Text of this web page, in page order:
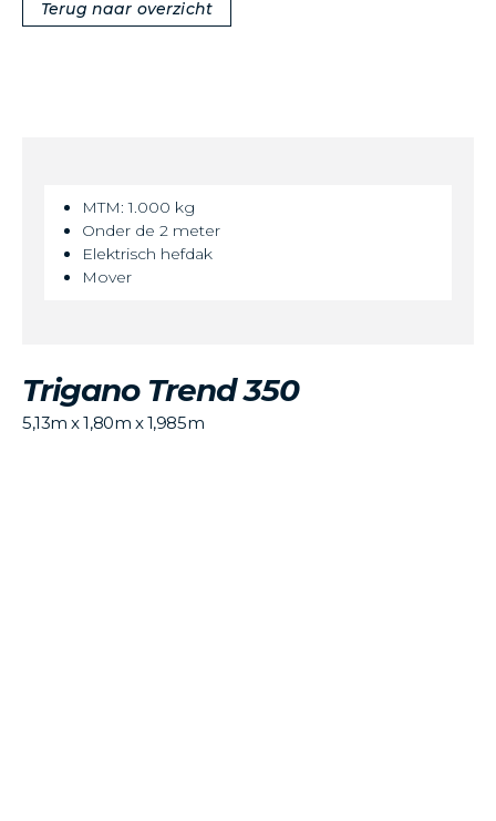
Terug naar overzicht
MTM: 1.000 kg
Onder de 2 meter
Elektrisch hefdak
Mover
Trigano Trend 350
5,13m x 1,80m x 1,985m